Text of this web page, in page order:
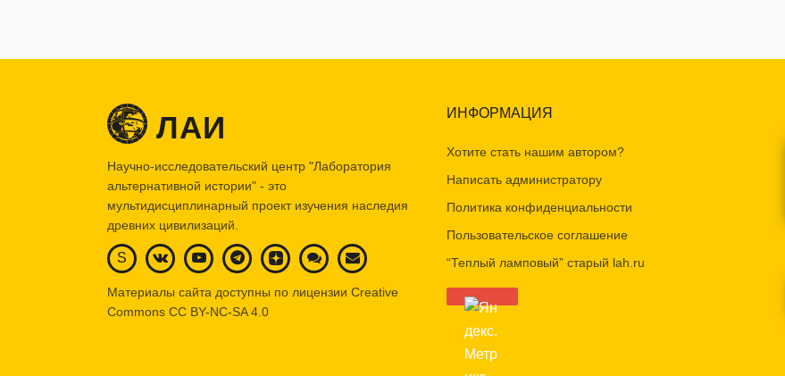
ЛАИ
Научно-исследовательский центр "Лаборатория
альтернативной истории" - это
мультидисциплинарный проект изучения наследия
древних цивилизаций.
S
Материалы сайта доступны по лицензии Creative
Commons CC BY-NC-SA 4.0
ИНФОРМАЦИЯ
Хотите стать нашим автором?
Написать администратору
Политика конфиденциальности
Пользовательское соглашение
“Теплый ламповый” старый lah.ru